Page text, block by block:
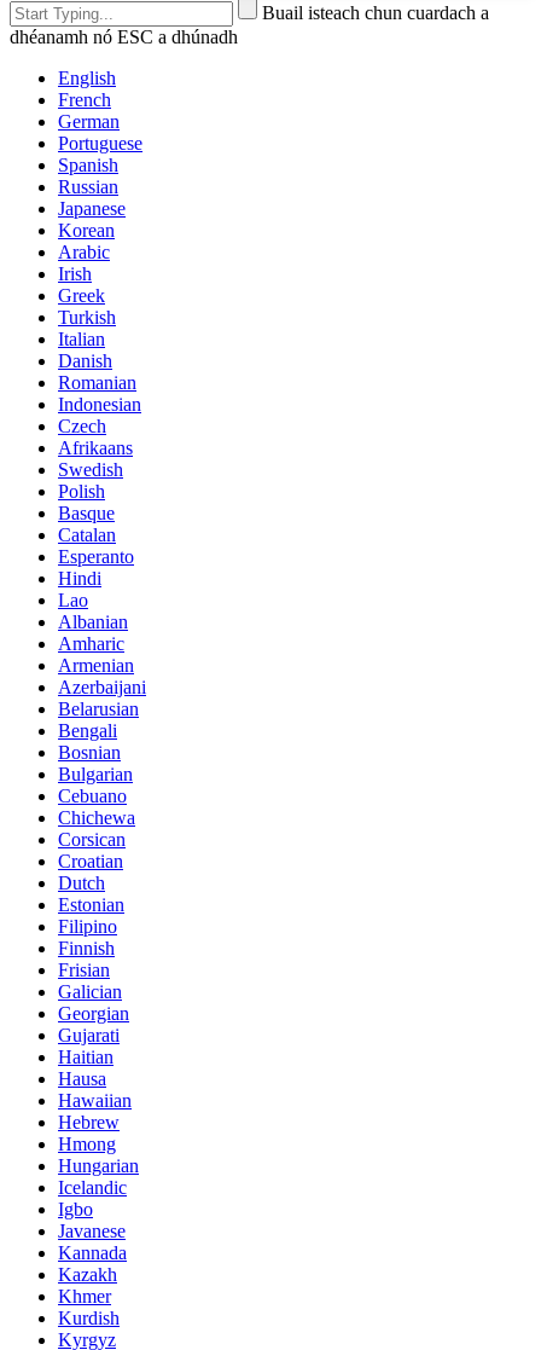
Buail isteach chun cuardach a
dhéanamh nó ESC a dhúnadh
English
French
German
Portuguese
Spanish
Russian
Japanese
Korean
Arabic
Irish
Greek
Turkish
Italian
Danish
Romanian
Indonesian
Czech
Afrikaans
Swedish
Polish
Basque
Catalan
Esperanto
Hindi
Lao
Albanian
Amharic
Armenian
Azerbaijani
Belarusian
Bengali
Bosnian
Bulgarian
Cebuano
Chichewa
Corsican
Croatian
Dutch
Estonian
Filipino
Finnish
Frisian
Galician
Georgian
Gujarati
Haitian
Hausa
Hawaiian
Hebrew
Hmong
Hungarian
Icelandic
Igbo
Javanese
Kannada
Kazakh
Khmer
Kurdish
Kyrgyz